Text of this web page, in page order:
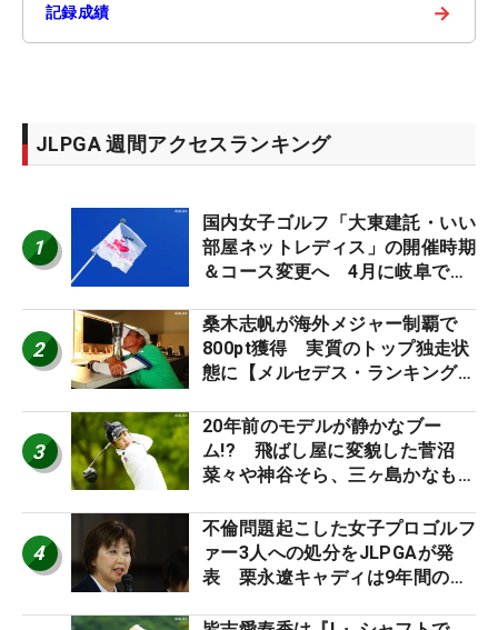
記録成績 →
JLPGA 週間アクセスランキング
1
国内女子ゴルフ「大東建託・いい
部屋ネットレディス」の開催時期
＆コース変更へ 4月に岐阜で開
2
桑木志帆が海外メジャー制覇で
800pt獲得 実質のトップ独走状
態に【メルセデス・ランキング番
3
20年前のモデルが静かなブー
ム!? 飛ばし屋に変貌した菅沼
菜々や神谷そら、三ヶ島かなも使
ロたちの“飛ばしギア”】
4
不倫問題起こした女子プロゴルフ
ァー3人への処分をJLPGAが発
表 栗永遼キャディは9年間の立